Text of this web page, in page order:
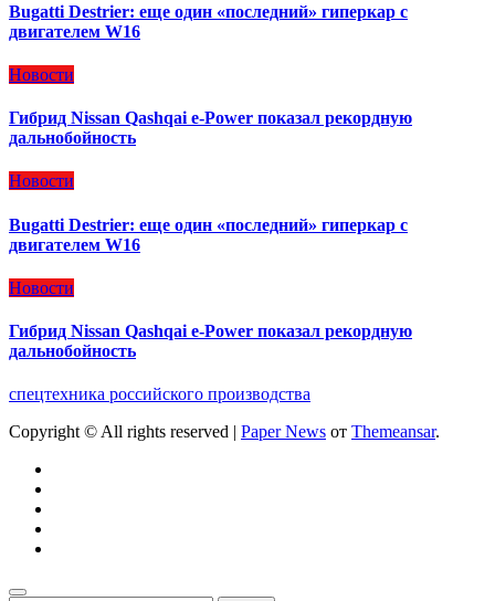
Bugatti Destrier: еще один «последний» гиперкар с
двигателем W16
Новости
Гибрид Nissan Qashqai e-Power показал рекордную
дальнобойность
Новости
Bugatti Destrier: еще один «последний» гиперкар с
двигателем W16
Новости
Гибрид Nissan Qashqai e-Power показал рекордную
дальнобойность
спецтехника российского производства
Copyright © All rights reserved | Paper News от Themeansar.